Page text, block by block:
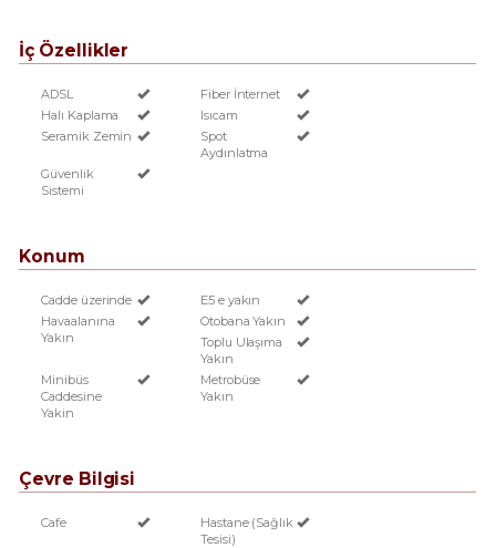
İç Özellikler
ADSL
Fiber İnternet
Halı Kaplama
Isıcam
Seramik Zemin
Spot
Aydınlatma
Güvenlik
Sistemi
Konum
Cadde üzerinde
E5 e yakın
Havaalanına
Yakın
Otobana Yakın
Toplu Ulaşıma
Yakın
Minibüs
Caddesine
Yakin
Metrobüse
Yakın
Çevre Bilgisi
Cafe
Hastane (Sağlık
Tesisi)